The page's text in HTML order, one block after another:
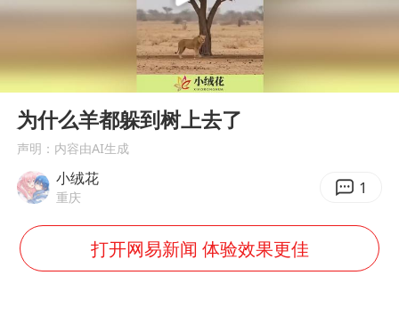
超颖电子拟投资20.86亿建设新项目
“新疆阿勒泰八月能滑雪”不实
刘国正说向鹏打得很窝囊
我国外贸延续良好增长态势
宇树科技中一签需缴款7.54万元
百花奖开幕式
Play
00:00 00:19
为什么羊都躲到树上去了
声明：内容由AI生成
小绒花
重庆 1
打开网易新闻 体验效果更佳